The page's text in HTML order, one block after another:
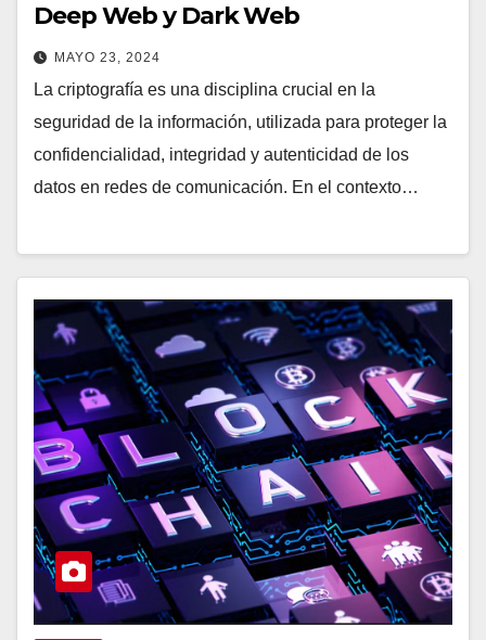
Deep Web y Dark Web
MAYO 23, 2024
La criptografía es una disciplina crucial en la
seguridad de la información, utilizada para proteger la
confidencialidad, integridad y autenticidad de los
datos en redes de comunicación. En el contexto…